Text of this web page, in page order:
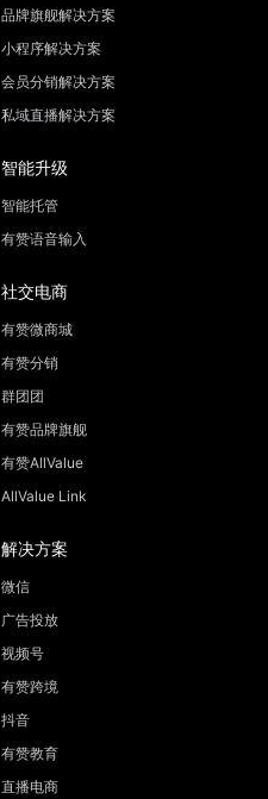
品牌旗舰解决方案
小程序解决方案
会员分销解决方案
私域直播解决方案
智能升级
智能托管
有赞语音输入
社交电商
有赞微商城
有赞分销
群团团
有赞品牌旗舰
有赞AllValue
AllValue Link
解决方案
微信
广告投放
视频号
有赞跨境
抖音
有赞教育
直播电商